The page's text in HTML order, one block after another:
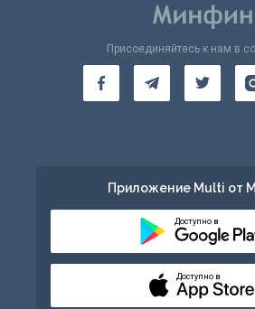
Присоединяйтесь к нам в
Приложение Multi от
Доступно в
Доступно в